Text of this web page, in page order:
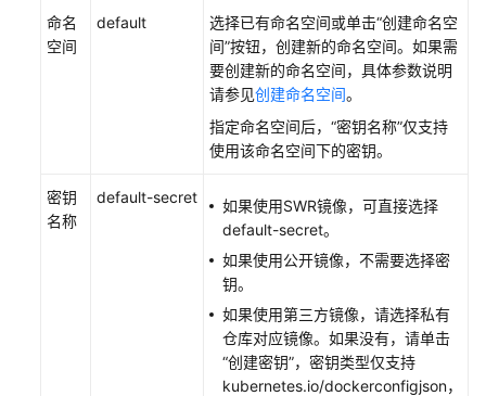
责
任
务
等
级
命名
空间
default
选择已有命名空间或单击“创建命名空
间”按钮，创建新的命名空间。如果需
要创建新的命名空间，具体参数说明
请参见创建命名空间。
指定命名空间后， “密钥名称”仅支持
使用该命名空间下的密钥。
密钥
名称
default-secret
如果使用SWR镜像，可直接选择
default-secret。
如果使用公开镜像，不需要选择密
钥。
如果使用第三方镜像，请选择私有
仓库对应镜像。如果没有，请单击
“创建密钥”，密钥类型仅支持
kubernetes.io/dockerconfigjson，